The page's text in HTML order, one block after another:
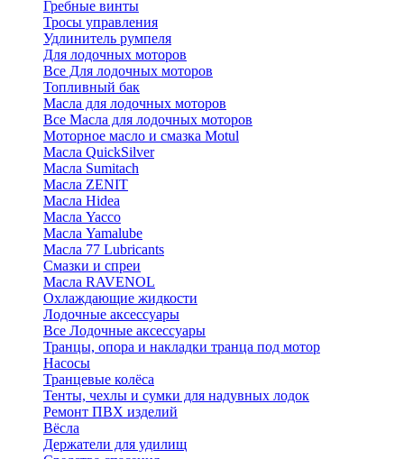
Гребные винты
Тросы управления
Удлинитель румпеля
Для лодочных моторов
Все Для лодочных моторов
Топливный бак
Масла для лодочных моторов
Все Масла для лодочных моторов
Моторное масло и смазка Motul
Масла QuickSilver
Масла Sumitach
Масла ZENIT
Масла Hidea
Масла Yacco
Масла Yamalube
Масла 77 Lubricants
Смазки и спреи
Масла RAVENOL
Охлаждающие жидкости
Лодочные аксессуары
Все Лодочные аксессуары
Транцы, опора и накладки транца под мотор
Насосы
Транцевые колёса
Тенты, чехлы и сумки для надувных лодок
Ремонт ПВХ изделий
Вёсла
Держатели для удилищ